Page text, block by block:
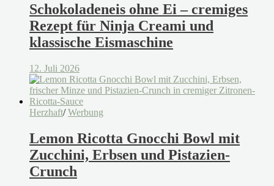
Schokoladeneis ohne Ei – cremiges
Rezept für Ninja Creami und
klassische Eismaschine
12. Juli 2026
Herzhaft/ Werbung
Lemon Ricotta Gnocchi Bowl mit
Zucchini, Erbsen und Pistazien-
Crunch